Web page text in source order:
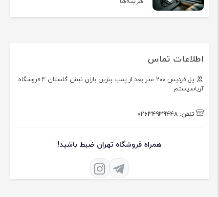
اطلاعات تماس
پل فردیس ۲۰۰ متر بعد از پمپ بنزین باران نبش گلستان ۴ فروشگاه
آریاسیستم
تلفن: 02634939448
همراه فروشگاه تهران ضبط باشید!